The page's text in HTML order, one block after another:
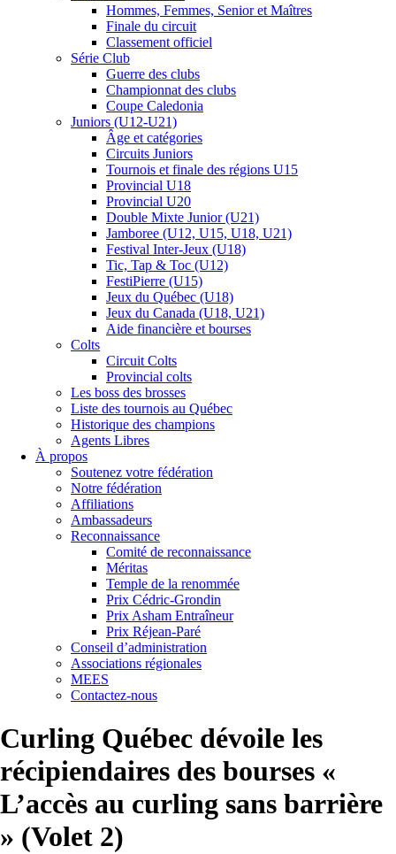
Hommes, Femmes, Senior et Maîtres
Finale du circuit
Classement officiel
Série Club
Guerre des clubs
Championnat des clubs
Coupe Caledonia
Juniors (U12-U21)
Âge et catégories
Circuits Juniors
Tournois et finale des régions U15
Provincial U18
Provincial U20
Double Mixte Junior (U21)
Jamboree (U12, U15, U18, U21)
Festival Inter-Jeux (U18)
Tic, Tap & Toc (U12)
FestiPierre (U15)
Jeux du Québec (U18)
Jeux du Canada (U18, U21)
Aide financière et bourses
Colts
Circuit Colts
Provincial colts
Les boss des brosses
Liste des tournois au Québec
Historique des champions
Agents Libres
À propos
Soutenez votre fédération
Notre fédération
Affiliations
Ambassadeurs
Reconnaissance
Comité de reconnaissance
Méritas
Temple de la renommée
Prix Cédric-Grondin
Prix Asham Entraîneur
Prix Réjean-Paré
Conseil d’administration
Associations régionales
MEES
Contactez-nous
Curling Québec dévoile les
récipiendaires des bourses «
L’accès au curling sans barrière
» (Volet 2)